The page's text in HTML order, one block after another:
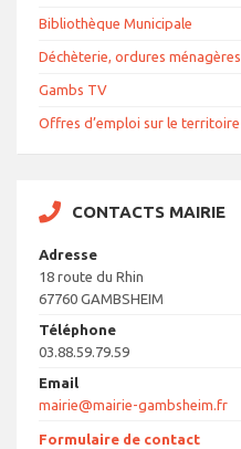
Bibliothèque Municipale
Déchèterie, ordures ménagères
Gambs TV
Offres d’emploi sur le territoire
CONTACTS MAIRIE
Adresse
18 route du Rhin
67760 GAMBSHEIM
Téléphone
03.88.59.79.59
Email
mairie@mairie-gambsheim.fr
Formulaire de contact